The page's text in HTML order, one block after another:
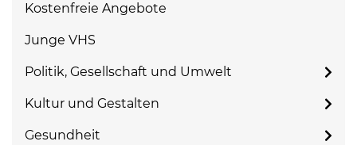
Kostenfreie Angebote
Junge VHS
Politik, Gesellschaft und Umwelt
Kultur und Gestalten
Gesundheit